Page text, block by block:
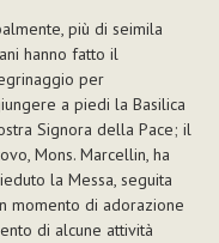
più di seimila
hanno fatto il
per
a piedi la Basilica
Signora della Pace; il
Mons. Marcellin, ha
la Messa, seguita
momento di adorazione
di alcune attività